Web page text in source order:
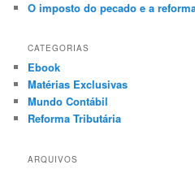
O imposto do pecado e a
CATEGORIAS
Ebook
Matérias Exclusivas
Mundo Contábil
Reforma Tributária
ARQUIVOS